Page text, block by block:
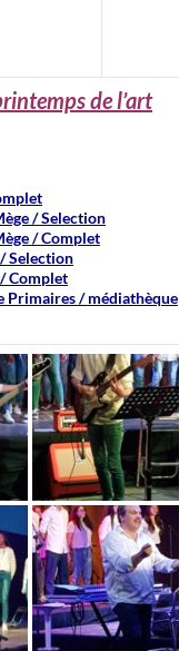
de l’art
/ Selection
/ Complet
Selection
Complet
/ médiathèque